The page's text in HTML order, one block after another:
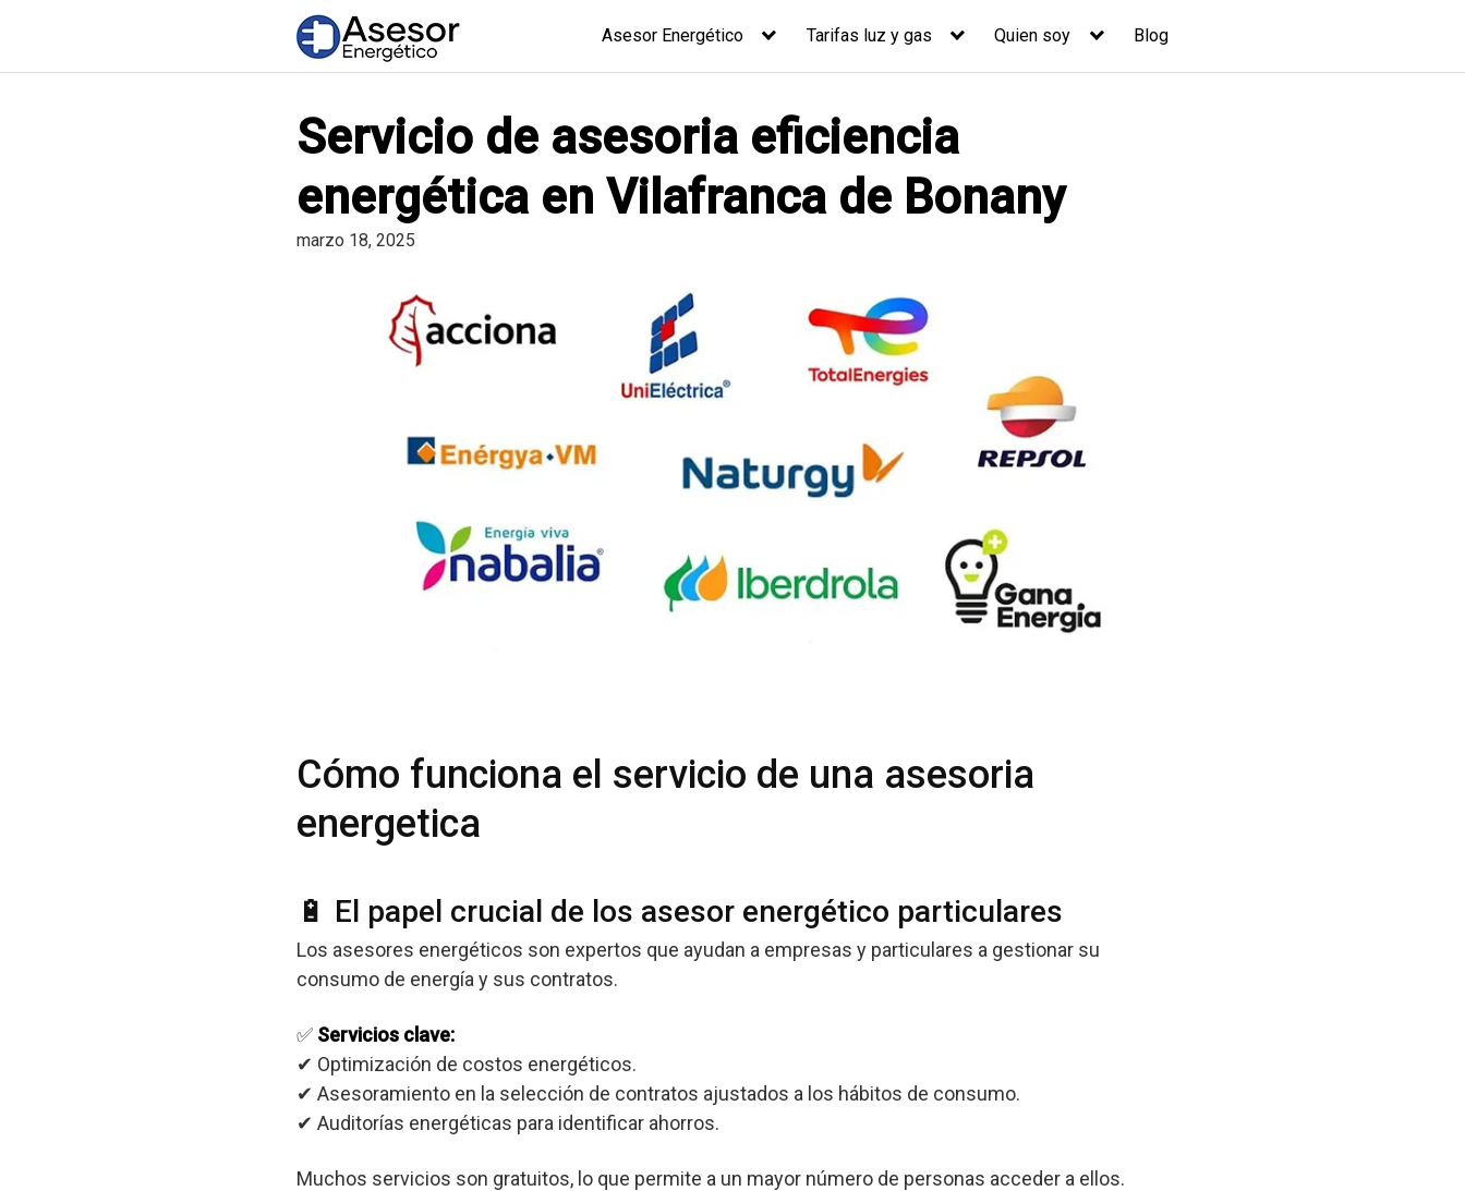
Asesor Energético Tarifas luz y gas Quien soy Blog
Servicio de asesoria eficiencia
energética en Vilafranca de Bonany
marzo 18, 2025
Cómo funciona el servicio de una asesoria
energetica
🔋 El papel crucial de los asesor energético particulares
Los asesores energéticos son expertos que ayudan a empresas y particulares a gestionar su
consumo de energía y sus contratos.
✅ Servicios clave:
✔ Optimización de costos energéticos.
✔ Asesoramiento en la selección de contratos ajustados a los hábitos de consumo.
✔ Auditorías energéticas para identificar ahorros.
Muchos servicios son gratuitos, lo que permite a un mayor número de personas acceder a ellos.